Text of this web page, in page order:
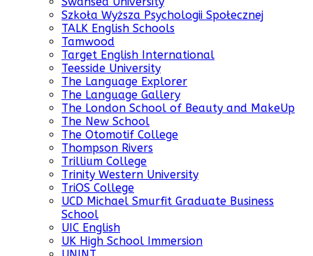
Szkoła Wyższa Psychologii Społecznej
TALK English Schools
Tamwood
Target English International
Teesside University
The Language Explorer
The Language Gallery
The London School of Beauty and MakeUp
The New School
The Otomotif College
Thompson Rivers
Trillium College
Trinity Western University
TriOS College
UCD Michael Smurfit Graduate Business
School
UIC English
UK High School Immersion